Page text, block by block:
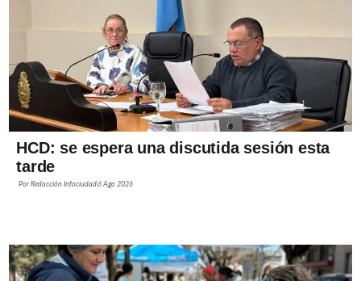
HCD: se espera una discutida sesión esta
tarde
PorRedacción Infociudad6 Ago 2026